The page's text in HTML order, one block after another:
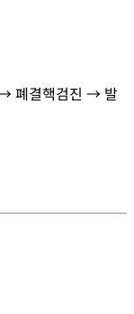
폐결핵검진 → 발